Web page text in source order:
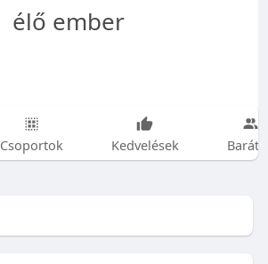
élő ember
Csoportok Kedvelések